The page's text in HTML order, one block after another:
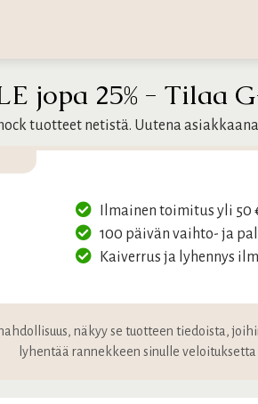
jopa 25% - Tilaa
tuotteet netistä. Uutena
Ilmainen toimitus yli
100 päivän vaihto- ja
Kaiverrus ja lyhennys
näkyy se tuotteen tiedoista,
lyhentää rannekkeen sinulle